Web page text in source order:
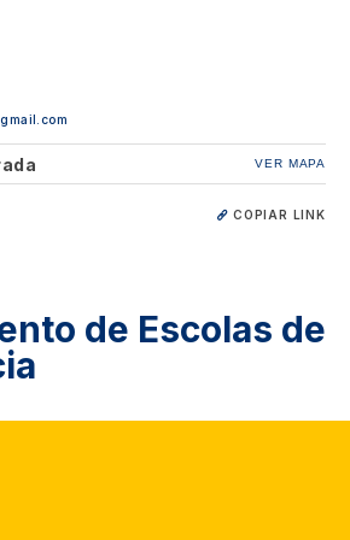
VER MAPA
COPIAR LINK
de Escolas de